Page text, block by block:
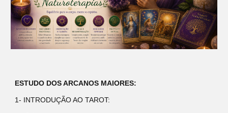
ESTUDO DOS ARCANOS MAIORES:
1- INTRODUÇÃO AO TAROT: